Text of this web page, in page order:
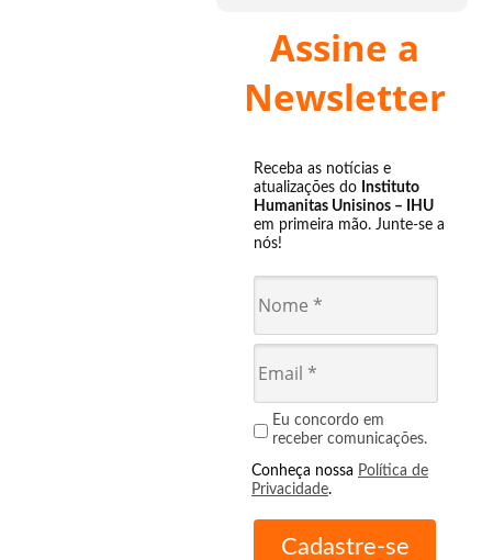
Assine a
Newsletter
Receba as notícias e
atualizações do Instituto
Humanitas Unisinos – IHU
em primeira mão. Junte-se a
nós!
Eu concordo em
receber comunicações.
Conheça nossa Política de
Privacidade.